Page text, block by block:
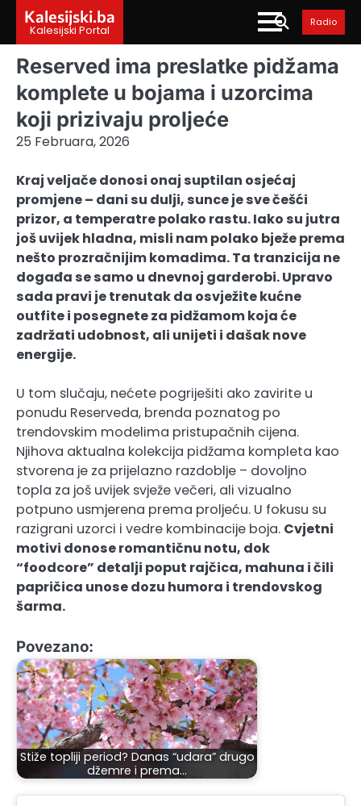
content
Kalesijski.ba
Kalesijski Portal
Radio
Reserved ima preslatke pidžama
komplete u bojama i uzorcima
koji prizivaju proljeće
25 Februara, 2026
Kraj veljače donosi onaj suptilan osjećaj
promjene – dani su dulji, sunce je sve češći
prizor, a temperatre polako rastu. Iako su jutra
još uvijek hladna, misli nam polako bježe prema
nešto prozračnijim komadima. Ta tranzicija ne
događa se samo u dnevnoj garderobi. Upravo
sada pravi je trenutak da osvježite kućne
outfite i posegnete za pidžamom koja će
zadržati udobnost, ali unijeti i dašak nove
energije.
U tom slučaju, nećete pogriješiti ako zavirite u
ponudu Reserveda, brenda poznatog po
trendovskim modelima pristupačnih cijena.
Njihova aktualna kolekcija pidžama kompleta kao
stvorena je za prijelazno razdoblje – dovoljno
topla za još uvijek svježe večeri, ali vizualno
potpuno usmjerena prema proljeću. U fokusu su
razigrani uzorci i vedre kombinacije boja. Cvjetni
motivi donose romantičnu notu, dok
“foodcore” detalji poput rajčica, mahuna i čili
papričica unose dozu humora i trendovskog
šarma.
Povezano:
Stiže topliji period? Danas “udara” drugo
džemre i prema…